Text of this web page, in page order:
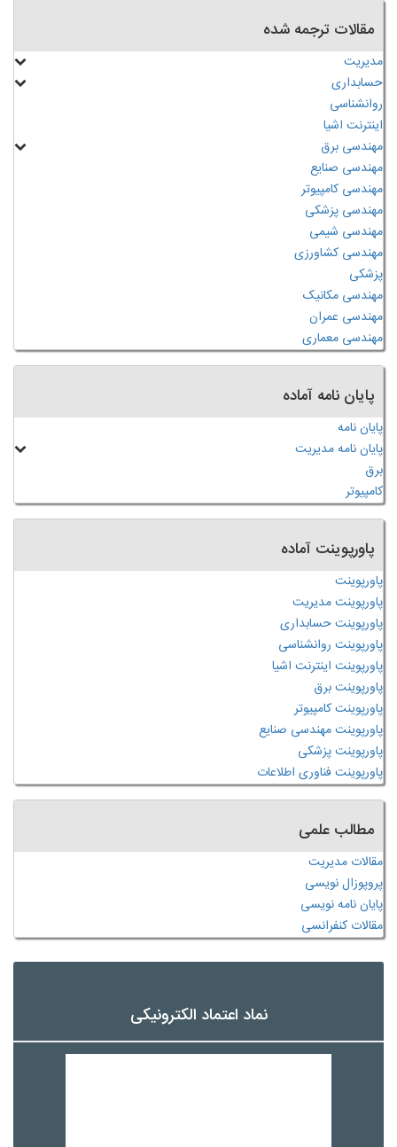
مقالات ترجمه شده
مدیریت
حسابداری
روانشناسی
اینترنت اشیا
مهندسی برق
مهندسی صنایع
مهندسی کامپیوتر
مهندسی پزشکی
مهندسی شیمی
مهندسی کشاورزی
پزشکی
مهندسی مکانیک
مهندسی عمران
مهندسی معماری
پایان نامه آماده
پایان نامه
پایان نامه مدیریت
برق
کامپیوتر
پاورپوینت آماده
پاورپوینت
پاورپوینت مدیریت
پاورپوینت حسابداری
پاورپوینت روانشناسی
پاورپوینت اینترنت اشیا
پاورپوینت برق
پاورپوینت کامپیوتر
پاورپوینت مهندسی صنایع
پاورپوینت پزشکی
پاورپوینت فناوری اطلاعات
مطالب علمی
مقالات مدیریت
پروپوزال نویسی
پایان نامه نویسی
مقالات کنفرانسی
نماد اعتماد الکترونیکی